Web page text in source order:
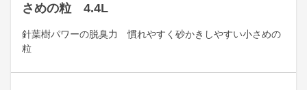
さめの粒 4.4L
針葉樹パワーの脱臭力 慣れやすく砂かきしやすい小さめの
粒